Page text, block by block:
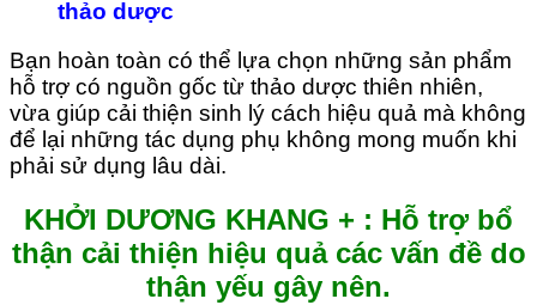
thảo dược
Bạn hoàn toàn có thể lựa chọn những sản phẩm
hỗ trợ có nguồn gốc từ thảo dược thiên nhiên,
vừa giúp cải thiện sinh lý cách hiệu quả mà không
để lại những tác dụng phụ không mong muốn khi
phải sử dụng lâu dài.
KHỞI DƯƠNG KHANG + : Hỗ trợ bổ
thận cải thiện hiệu quả các vấn đề do
thận yếu gây nên.